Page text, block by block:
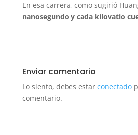
En esa carrera, como sugirió
nanosegundo y cada kilovatio
Enviar comentario
Lo siento, debes estar conectado
comentario.